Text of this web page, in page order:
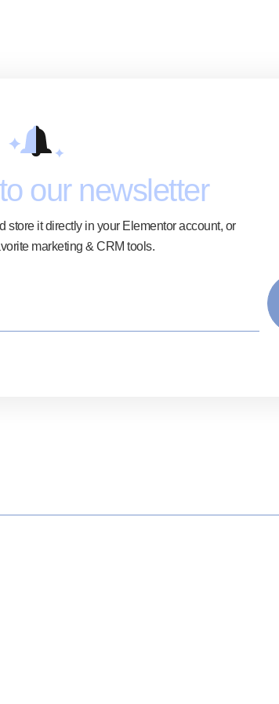
our newsletter
store it directly in your Elementor account, or
marketing & CRM tools.